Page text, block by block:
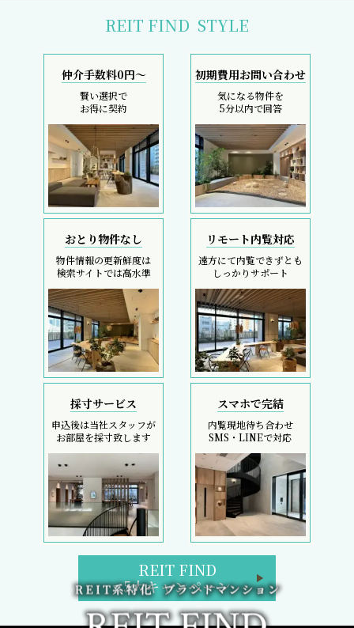
REIT FIND STYLE
仲介手数料0円～
賢い選択で
お得に契約
初期費用お問い合わせ
気になる物件を
5分以内で回答
おとり物件なし
物件情報の更新鮮度は
検索サイトでは高水準
リモート内覧対応
遠方にて内覧できずとも
しっかりサポート
採寸サービス
申込後は当社スタッフが
お部屋を採寸致します
スマホで完結
内覧現地待ち合わせ
SMS・LINEで対応
REIT FIND
5大キャンペーン